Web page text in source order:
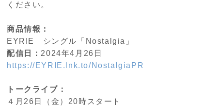
ください。
商品情報：
EYRIE シングル「Nostalgia」
配信日： 2024年4月26日
https://EYRIE.lnk.to/NostalgiaPR
トークライブ：
４月26日（金）20時スタート